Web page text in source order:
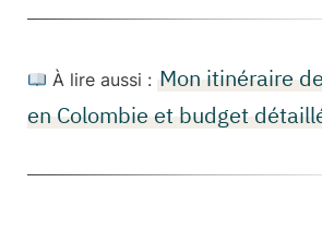
À lire aussi : Mon itinéraire
en Colombie et budget